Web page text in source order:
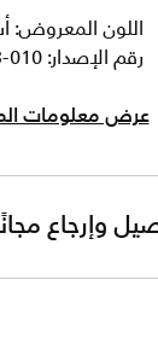
اللون
رقم الإصدار: IO0913-010
عرض معلومات
وإرجاع